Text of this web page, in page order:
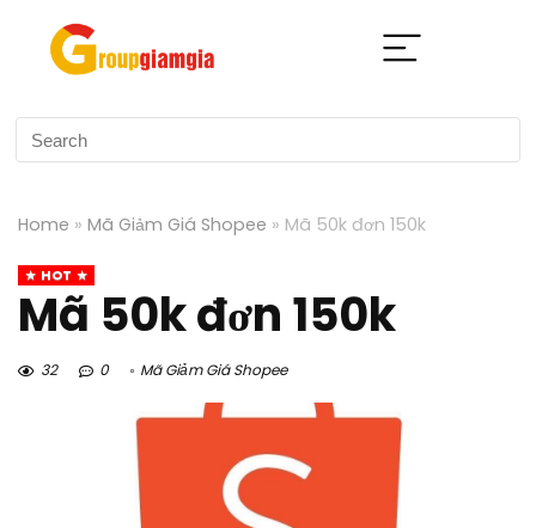
Home » Mã Giảm Giá Shopee » Mã 50k đơn 150k
HOT
Mã 50k đơn 150k
32 0 Mã Giảm Giá Shopee